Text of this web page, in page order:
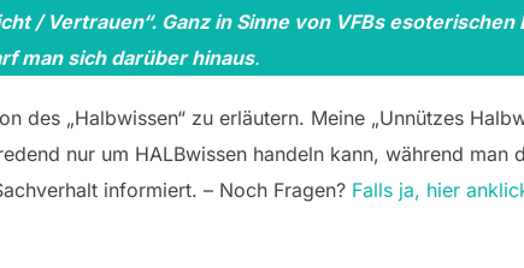
/ Vertrauen“. Ganz in Sinne von VFBs
man sich darüber hinaus.
des „Halbwissen“ zu erläutern. Meine „Unnützes
nur um HALBwissen handeln kann, während man
informiert. – Noch Fragen? Falls ja, hier